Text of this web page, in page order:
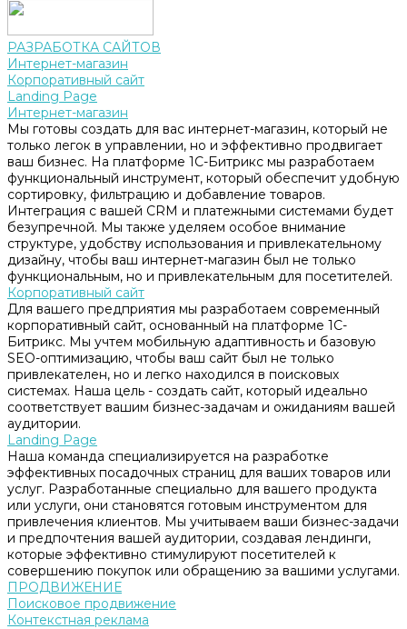
РАЗРАБОТКА САЙТОВ
Интернет-магазин
Корпоративный сайт
Landing Page
Интернет-магазин
Мы готовы создать для вас интернет-магазин, который не
только легок в управлении, но и эффективно продвигает
ваш бизнес. На платформе 1С-Битрикс мы разработаем
функциональный инструмент, который обеспечит удобную
сортировку, фильтрацию и добавление товаров.
Интеграция с вашей CRM и платежными системами будет
безупречной. Мы также уделяем особое внимание
структуре, удобству использования и привлекательному
дизайну, чтобы ваш интернет-магазин был не только
функциональным, но и привлекательным для посетителей.
Корпоративный сайт
Для вашего предприятия мы разработаем современный
корпоративный сайт, основанный на платформе 1С-
Битрикс. Мы учтем мобильную адаптивность и базовую
SEO-оптимизацию, чтобы ваш сайт был не только
привлекателен, но и легко находился в поисковых
системах. Наша цель - создать сайт, который идеально
соответствует вашим бизнес-задачам и ожиданиям вашей
аудитории.
Landing Page
Наша команда специализируется на разработке
эффективных посадочных страниц для ваших товаров или
услуг. Разработанные специально для вашего продукта
или услуги, они становятся готовым инструментом для
привлечения клиентов. Мы учитываем ваши бизнес-задачи
и предпочтения вашей аудитории, создавая лендинги,
которые эффективно стимулируют посетителей к
совершению покупок или обращению за вашими услугами.
ПРОДВИЖЕНИЕ
Поисковое продвижение
Контекстная реклама